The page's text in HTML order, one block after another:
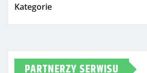
Kategorie
PARTNERZY SERWISU